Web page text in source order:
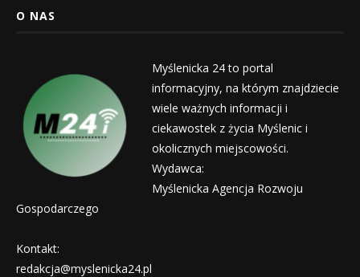
O NAS
Myślenicka 24 to portal
informacyjny, na którym znajdziecie
wiele ważnych informacji i
ciekawostek z życia Myślenic i
okolicznych miejscowości.
Wydawca:
Myślenicka Agencja Rozwoju
Gospodarczego
Kontakt:
redakcja@myslenicka24.pl